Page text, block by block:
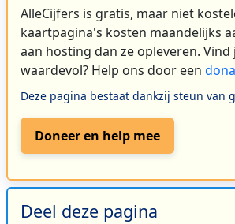
AlleCijfers is gratis, maar niet
kaartpagina's kosten maandelijks
aan hosting dan ze opleveren. Vind
waardevol? Help ons door een
Deze pagina bestaat dankzij steun van
Doneer en help mee
Deel deze pagina